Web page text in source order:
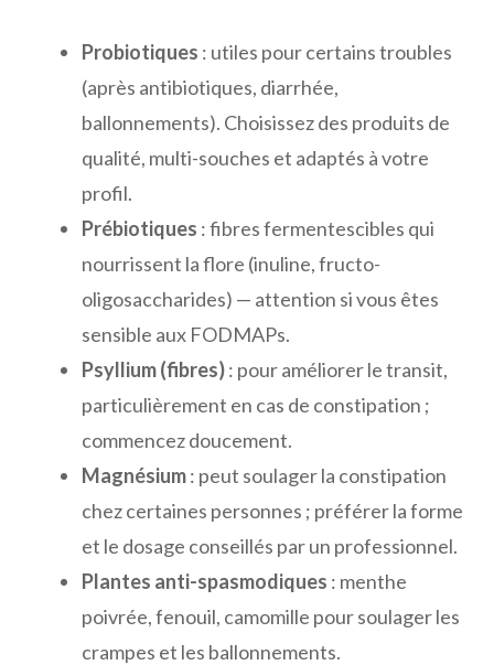
Probiotiques : utiles pour certains troubles
(après antibiotiques, diarrhée,
ballonnements). Choisissez des produits de
qualité, multi-souches et adaptés à votre
profil.
Prébiotiques : fibres fermentescibles qui
nourrissent la flore (inuline, fructo-
oligosaccharides) — attention si vous êtes
sensible aux FODMAPs.
Psyllium (fibres): pour améliorer le transit,
particulièrement en cas de constipation ;
commencez doucement.
Magnésium: peut soulager la constipation
chez certaines personnes ; préférer la forme
et le dosage conseillés par un professionnel.
Plantes anti-spasmodiques : menthe
poivrée, fenouil, camomille pour soulager les
crampes et les ballonnements.